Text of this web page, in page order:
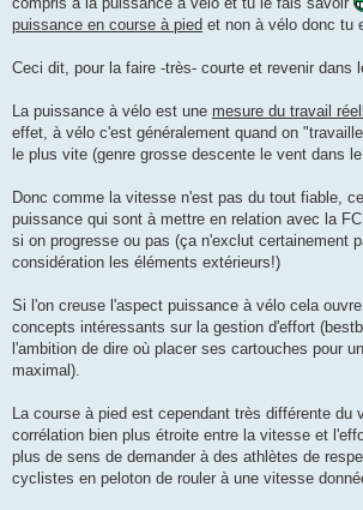
puissance en course à pied et non à vélo donc tu
Ceci dit, pour la faire -très- courte et revenir dans
La puissance à vélo est une mesure du travail
effet, à vélo c'est généralement quand on
le plus vite (genre grosse descente le vent dans le
Donc comme la vitesse n'est pas du tout fiable,
puissance qui sont à mettre en relation avec la
si on progresse ou pas (ça n'exclut certainement
considération les éléments extérieurs!)
Si l'on creuse l'aspect puissance à vélo cela
concepts intéressants sur la gestion d'effort
l'ambition de dire où placer ses cartouches pour
maximal).
La course à pied est cependant très différente du
corrélation bien plus étroite entre la vitesse et
plus de sens de demander à des athlètes de
cyclistes en peloton de rouler à une vitesse